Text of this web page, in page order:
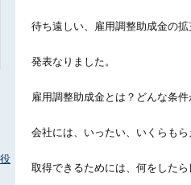
待ち遠しい、雇用調整助成金の
発表なりました。
雇用調整助成金とは？どんな条
会社には、いったい、いくらも
取得できるためには、何をした